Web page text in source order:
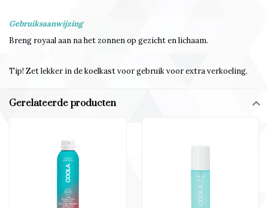
Gebruiksaanwijzing
Breng royaal aan na het zonnen op gezicht en lichaam.
Tip! Zet lekker in de koelkast voor gebruik voor extra verkoeling.
Gerelateerde producten